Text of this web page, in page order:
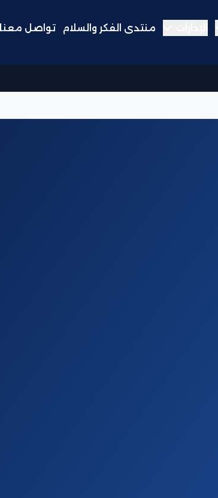
منتدى الفكر والسلام تواصل معنا